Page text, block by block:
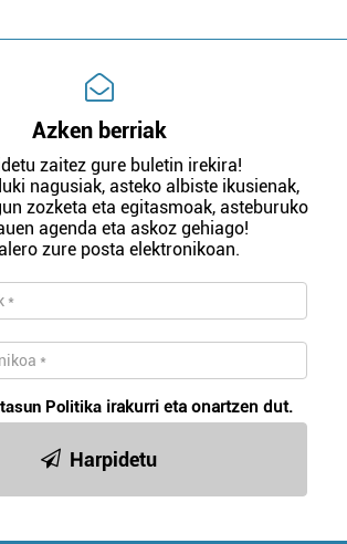
Azken berriak
zaitez gure buletin irekira!
nagusiak, asteko albiste ikusienak,
zozketa eta egitasmoak, asteburuko
agenda eta askoz gehiago!
zure posta elektronikoan.
Politika irakurri eta onartzen dut.
Harpidetu